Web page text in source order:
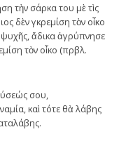
τὴν σάρκα του μὲ τὶς
δὲν γκρεμίση τὸν οἶκο
ψυχῆς, ἄδικα ἀγρύπνησε
τὸν οἶκο (πρβλ.
σου,
καὶ τότε θὰ λάβης